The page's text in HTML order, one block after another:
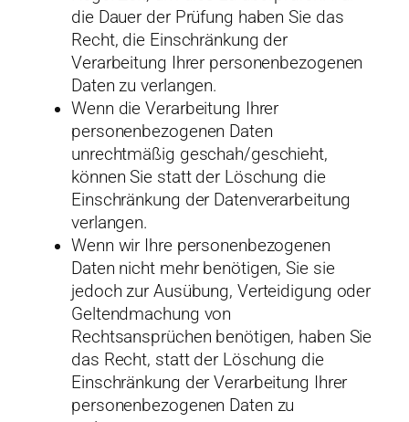
die Dauer der Prüfung haben Sie das
Recht, die Einschränkung der
Verarbeitung Ihrer personenbezogenen
Daten zu verlangen.
Wenn die Verarbeitung Ihrer
personenbezogenen Daten
unrechtmäßig geschah/geschieht,
können Sie statt der Löschung die
Einschränkung der Datenverarbeitung
verlangen.
Wenn wir Ihre personenbezogenen
Daten nicht mehr benötigen, Sie sie
jedoch zur Ausübung, Verteidigung oder
Geltendmachung von
Rechtsansprüchen benötigen, haben Sie
das Recht, statt der Löschung die
Einschränkung der Verarbeitung Ihrer
personenbezogenen Daten zu